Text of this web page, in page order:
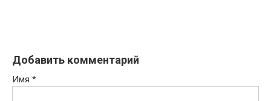
Добавить комментарий
Имя *